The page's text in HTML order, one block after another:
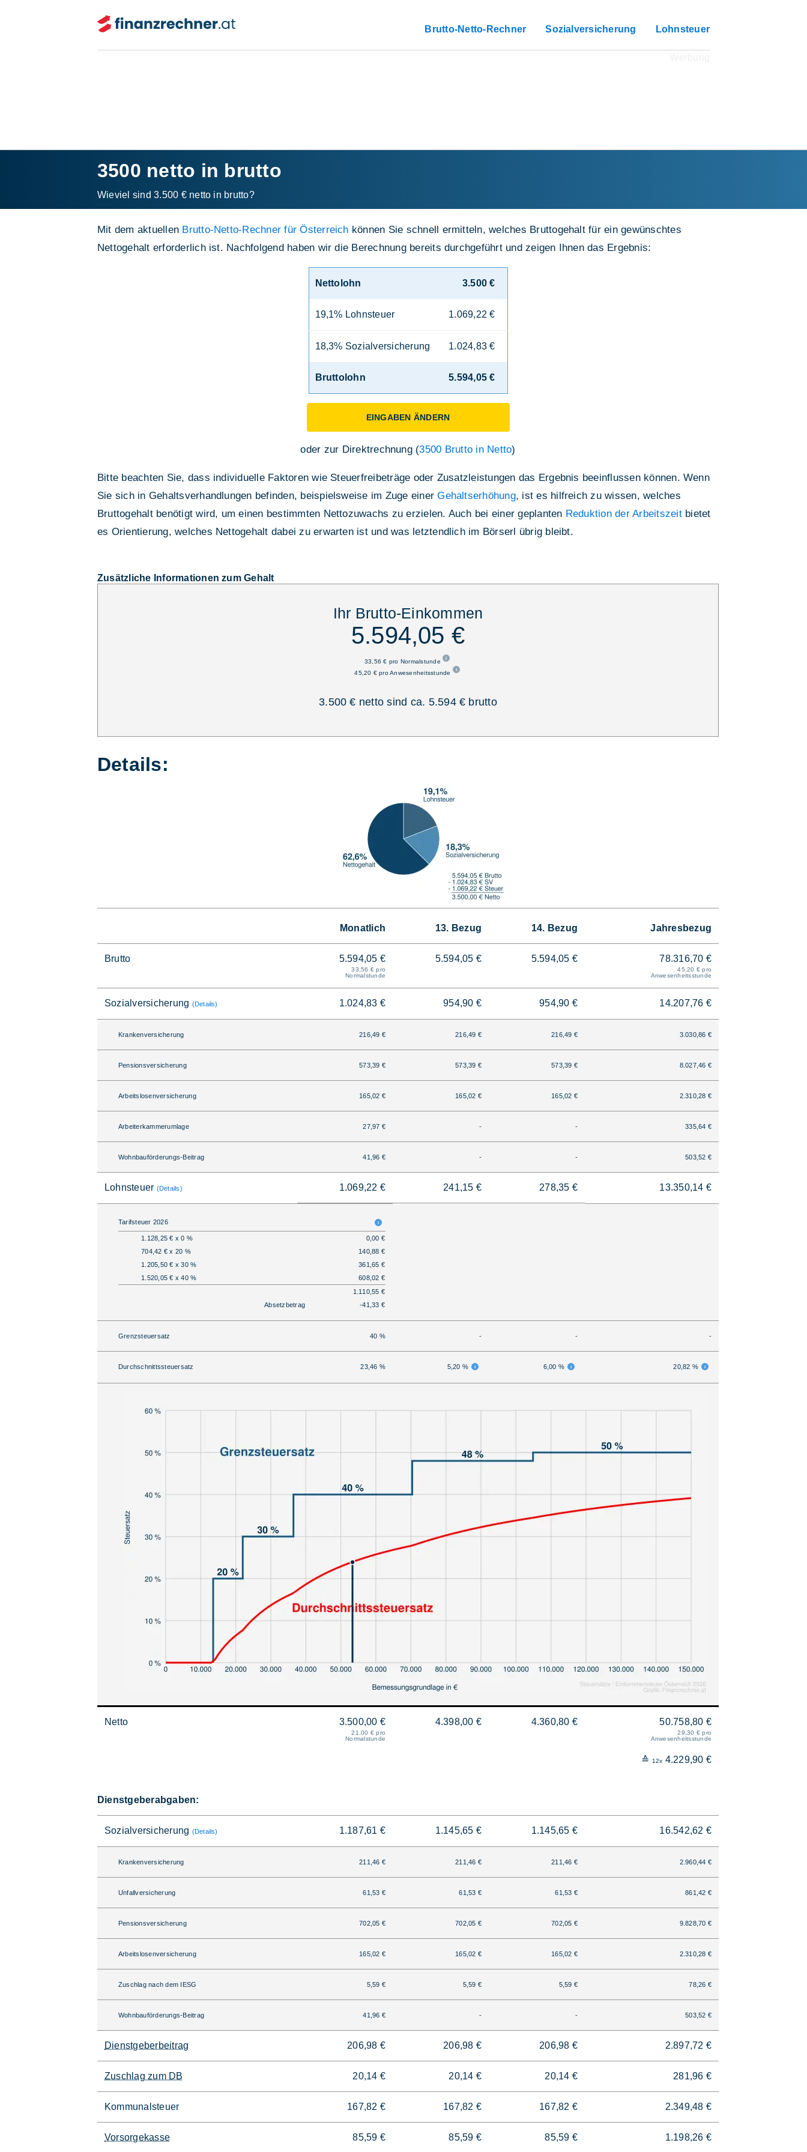
Brutto-Netto-Rechner Sozialversicherung Lohnsteuer
3500 netto in brutto
Wieviel sind 3.500 € netto in brutto?
Mit dem aktuellen Brutto-Netto-Rechner für Österreich können Sie schnell ermitteln, welches Bruttogehalt für ein gewünschtes
Nettogehalt erforderlich ist. Nachfolgend haben wir die Berechnung bereits durchgeführt und zeigen Ihnen das Ergebnis:
Nettolohn 3.500 €
19,1% Lohnsteuer 1.069,22 €
18,3% Sozialversicherung 1.024,83 €
Bruttolohn 5.594,05 €
EINGABEN ÄNDERN
oder zur Direktrechnung (3500 Brutto in Netto)
Bitte beachten Sie, dass individuelle Faktoren wie Steuerfreibeträge oder Zusatzleistungen das Ergebnis beeinflussen können. Wenn
Sie sich in Gehaltsverhandlungen befinden, beispielsweise im Zuge einerGehaltserhöhung, ist es hilfreich zu wissen, welches
Bruttogehalt benötigt wird, um einen bestimmten Nettozuwachs zu erzielen. Auch bei einer geplanten Reduktion der Arbeitszeitbietet
es Orientierung, welches Nettogehalt dabei zu erwarten ist und was letztendlich im Börserl übrig bleibt.
Zusätzliche Informationen zum Gehalt
Ihr Brutto-Einkommen
5.594,05 €
33,56 € pro Normalstunde
45,20 € pro Anwesenheitsstunde
3.500 € netto sind ca. 5.594 € brutto
Details:
Monatlich 13. Bezug 14. Bezug Jahresbezug
Brutto 5.594,05 €
33,56 € pro
Normalstunde
5.594,05 € 5.594,05 € 78.316,70 €
45,20 € pro
Anwesenheitsstunde
Sozialversicherung (Details) 1.024,83 € 954,90 € 954,90 € 14.207,76 €
Krankenversicherung 216,49 € 216,49 € 216,49 € 3.030,86 €
Pensionsversicherung 573,39 € 573,39 € 573,39 € 8.027,46 €
Arbeitslosenversicherung 165,02 € 165,02 € 165,02 € 2.310,28 €
Arbeiterkammerumlage 27,97 € - - 335,64 €
Wohnbauförderungs-Beitrag 41,96 € - - 503,52 €
Lohnsteuer (Details) 1.069,22 € 241,15 € 278,35 € 13.350,14 €
Tarifsteuer 2026
1.128,25 € x 0 %
0,00 €
704,42 € x 20 %
140,88 €
1.205,50 € x 30 %
361,65 €
1.520,05 € x 40 %
608,02 €
1.110,55 €
Absetzbetrag
-41,33 €
Grenzsteuersatz 40 % - - -
Durchschnittssteuersatz 23,46 % 5,20 % 6,00 % 20,82 %
Netto 3.500,00 €
21,00 € pro
Normalstunde
4.398,00 € 4.360,80 € 50.758,80 €
29,30 € pro
Anwesenheitsstunde
≙ 12x 4.229,90 €
Dienstgeberabgaben:
Sozialversicherung (Details) 1.187,61 € 1.145,65 € 1.145,65 € 16.542,62 €
Krankenversicherung 211,46 € 211,46 € 211,46 € 2.960,44 €
Unfallversicherung 61,53 € 61,53 € 61,53 € 861,42 €
Pensionsversicherung 702,05 € 702,05 € 702,05 € 9.828,70 €
Arbeitslosenversicherung 165,02 € 165,02 € 165,02 € 2.310,28 €
Zuschlag nach dem IESG 5,59 € 5,59 € 5,59 € 78,26 €
Wohnbauförderungs-Beitrag 41,96 € - - 503,52 €
Dienstgeberbeitrag 206,98 € 206,98 € 206,98 € 2.897,72 €
Zuschlag zum DB 20,14 € 20,14 € 20,14 € 281,96 €
Kommunalsteuer 167,82 € 167,82 € 167,82 € 2.349,48 €
Vorsorgekasse 85,59 € 85,59 € 85,59 € 1.198,26 €